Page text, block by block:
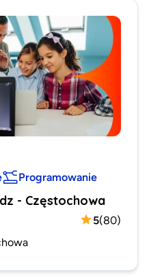
Programowanie
- Częstochowa
5(80)